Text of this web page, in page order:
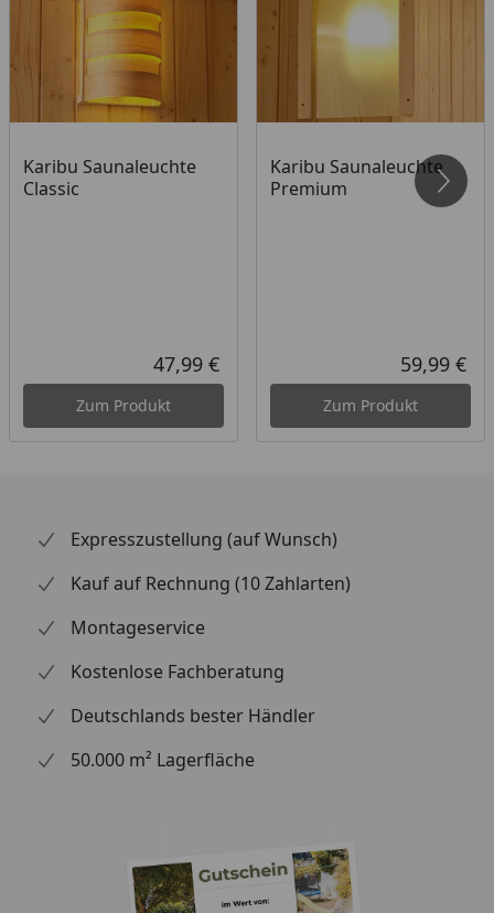
Inhalt:
Pflegemilch 0,5l
Intensivreiniger 0,5l
2x Schwamm
1x Schleifschwamm
Karibu Saunaleuchte
Classic
Aktueller Preis
47,99 €
Zum Produkt
Karibu Saunaleuchte
Premium
59,99 €
Zum Produkt
Expresszustellung (auf Wunsch)
Kauf auf Rechnung (10 Zahlarten)
Montageservice
Kostenlose Fachberatung
Deutschlands bester Händler
50.000 m² Lagerfläche